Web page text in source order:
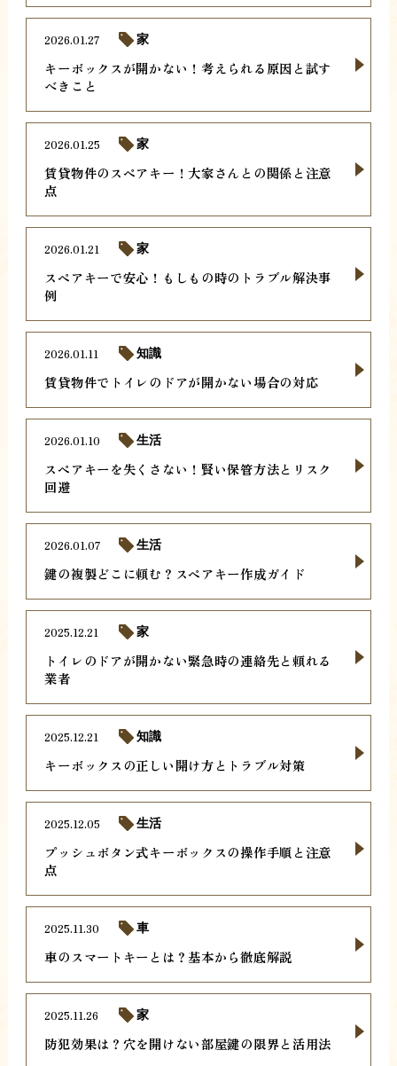
キーボックスが開かない！考えられる原因と試す
べきこと
2026.01.27 家
賃貸物件のスペアキー！大家さんとの関係と注意
点
2026.01.25 家
スペアキーで安心！もしもの時のトラブル解決事
例
2026.01.21 家
賃貸物件でトイレのドアが開かない場合の対応
2026.01.11 知識
スペアキーを失くさない！賢い保管方法とリスク
回避
2026.01.10 生活
鍵の複製どこに頼む？スペアキー作成ガイド
2026.01.07 生活
トイレのドアが開かない緊急時の連絡先と頼れる
業者
2025.12.21 家
キーボックスの正しい開け方とトラブル対策
2025.12.21 知識
プッシュボタン式キーボックスの操作手順と注意
点
2025.12.05 生活
車のスマートキーとは？基本から徹底解説
2025.11.30 車
防犯効果は？穴を開けない部屋鍵の限界と活用法
2025.11.26 家